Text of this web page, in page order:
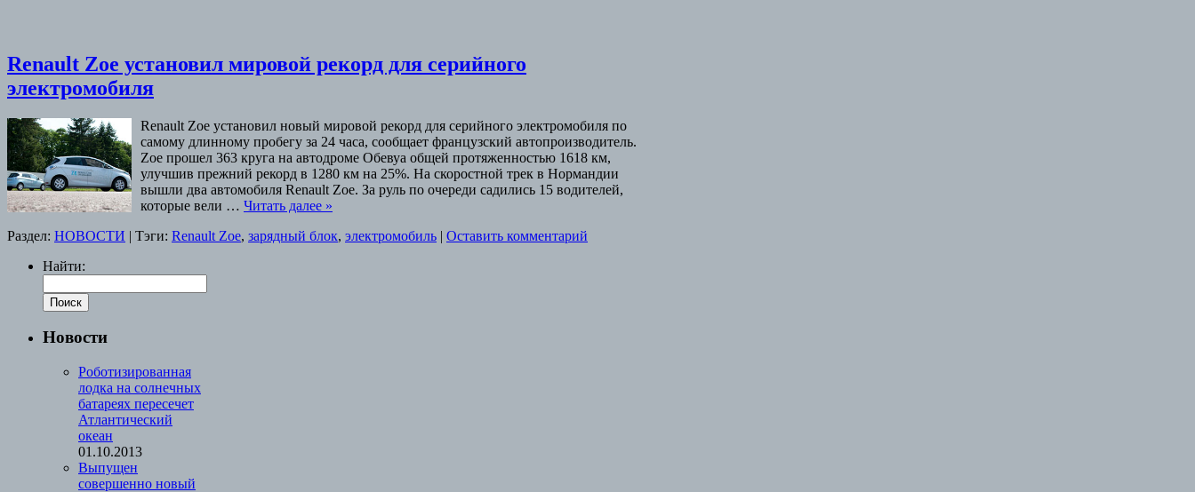
Renault Zoe установил мировой рекорд для серийного
электромобиля
Renault Zoe установил новый мировой рекорд для серийного электромобиля по
самому длинному пробегу за 24 часа, сообщает французский автопроизводитель.
Zoe прошел 363 круга на автодроме Обевуа общей протяженностью 1618 км,
улучшив прежний рекорд в 1280 км на 25%. На скоростной трек в Нормандии
вышли два автомобиля Renault Zoe. За руль по очереди садились 15 водителей,
которые вели … Читать далее »
Раздел: НОВОСТИ | Тэги: Renault Zoe, зарядный блок, электромобиль | Оставить комментарий
Найти:
Новости
Роботизированная
лодка на солнечных
батареях пересечет
Атлантический
океан
01.10.2013
Выпущен
совершенно новый